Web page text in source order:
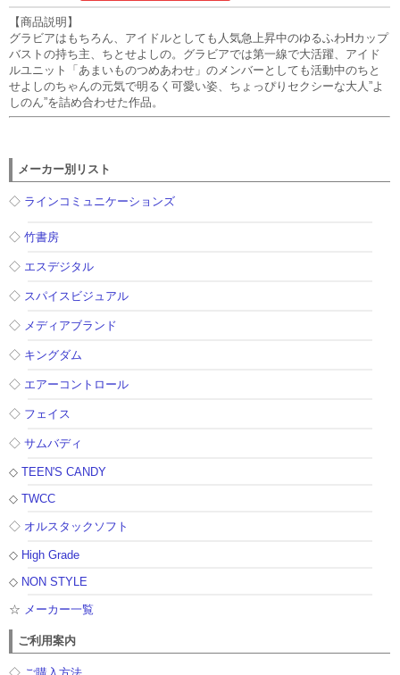
【商品説明】
グラビアはもちろん、アイドルとしても人気急上昇中のゆるふわHカップ
バストの持ち主、ちとせよしの。グラビアでは第一線で大活躍、アイド
ルユニット「あまいものつめあわせ」のメンバーとしても活動中のちと
せよしのちゃんの元気で明るく可愛い姿、ちょっぴりセクシーな大人”よ
しのん”を詰め合わせた作品。
メーカー別リスト
◇ ラインコミュニケーションズ
◇竹書房
◇ エスデジタル
◇ スパイスビジュアル
◇ メディアブランド
◇ キングダム
◇ エアーコントロール
◇ フェイス
◇サムバディ
◇TEEN'S CANDY
◇TWCC
◇ オルスタックソフト
◇ High Grade
◇ NON STYLE
☆ メーカー一覧
ご利用案内